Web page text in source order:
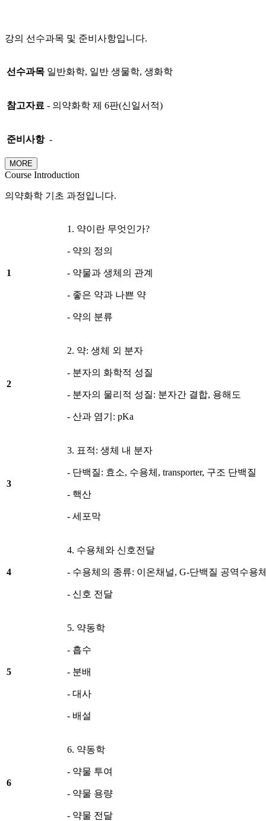
강의 선수과목 및 준비사항입니다.
선수과목 일반화학, 일반 생물학, 생화학
참고자료 - 의약화학 제 6판(신일서적)
준비사항 -
MORE
Course Introduction
의약화학 기초 과정입니다.
1
1. 약이란 무엇인가?
- 약의 정의
- 약물과 생체의 관계
- 좋은 약과 나쁜 약
- 약의 분류
2
2. 약: 생체 외 분자
- 분자의 화학적 성질
- 분자의 물리적 성질: 분자간 결합, 용해도
- 산과 염기: pKa
3
3. 표적: 생체 내 분자
- 단백질: 효소, 수용체, transporter, 구조 단백질
- 핵산
- 세포막
4
4. 수용체와 신호전달
- 수용체의 종류: 이온채널, G-단백질 공역수용
- 신호 전달
5
5. 약동학
- 흡수
- 분배
- 대사
- 배설
6
6. 약동학
- 약물 투여
- 약물 용량
- 약물 전달